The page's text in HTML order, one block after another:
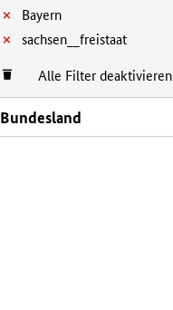
Bayern
sachsen__freistaat
Alle Filter deaktivieren
Bundesland